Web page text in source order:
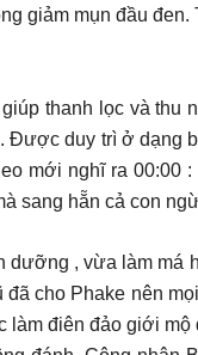
giảm mụn đầu
thanh lọc và thu
Được duy trì ở dạng
mới nghĩ ra 00:00
sang hẵn cả con
, vừa làm má
cho Phake nên
làm điên đảo giới